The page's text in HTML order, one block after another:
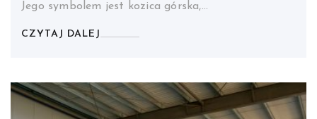
Jego symbolem jest kozica górska,…
CZYTAJ DALEJ